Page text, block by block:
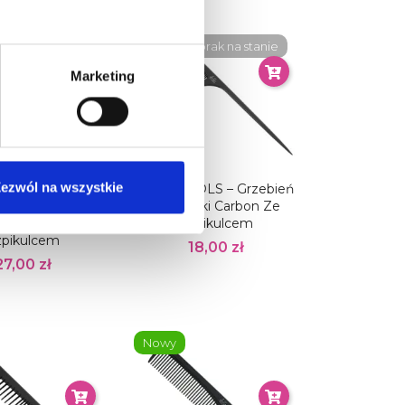
Marketing
na wszystkie
TOOLS –
zł
ARTE TOOLS – Grzebień
Fryzjerski Carbon Ze
Szpikulcem
18,00 zł
Obecnie brak na stanie
Nowy